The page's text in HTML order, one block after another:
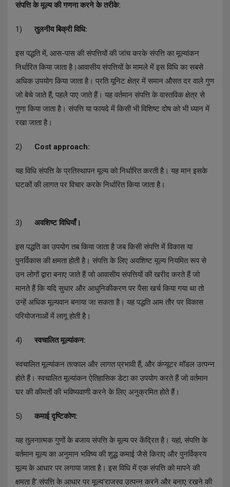
संपत्ति के मूल्य की गणना करने के तरीके:
1) तुलनीय बिक्री विधि:
इस पद्धति में, आस-पास की संपत्तियों की जांच करके संपत्ति का मूल्यांकन
निर्धारित किया जाता है।आवासीय संपत्तियों के मामले में इस विधि का सबसे
अधिक उपयोग किया जाता है। प्रति यूनिट क्षेत्र में समान औसत दर वाले गुण
जो बेचे जाते हैं, पहले पाए जाते हैं। यह वर्तमान संपत्ति के वास्तविक क्षेत्र से
गुणा किया जाता है। संपत्ति या फायदे में किसी भी विशिष्ट दोष को भी ध्यान में
रखा जाता है।
2) Cost approach:
यह विधि संपत्ति के प्रतिस्थापन मूल्य को निर्धारित करती है। यह मान इसके
घटकों की लागत पर विचार करके निर्धारित किया जाता है।
3) अवशिष्ट विधियाँ।
इस पद्धति का उपयोग तब किया जाता है जब किसी संपत्ति में विकास या
पुनर्विकास की क्षमता होती है। संपत्ति के लिए अवशिष्ट मूल्य नियमित रूप से
उन लोगों द्वारा बनाए जाते हैं जो आवासीय संपत्तियों की खरीद करते हैं जो
मानते हैं कि यदि सुधार और आधुनिकीकरण पर पैसा खर्च किया गया था तो
उन्हें अधिक मूल्यवान बनाया जा सकता है। यह पद्धति आम तौर पर विकास
परियोजनाओं में लागू होती है।
4) स्वचालित मूल्यांकन:
स्वचालित मूल्यांकन तत्काल और लागत प्रभावी हैं, और कंप्यूटर मॉडल उत्पन्न
होते हैं। स्वचालित मूल्यांकन ऐतिहासिक डेटा का उपयोग करते हैं जो वर्तमान
घर की कीमतों की भविष्यवाणी करने के लिए अनुक्रमित होते हैं।
5) कमाई दृष्टिकोण:
यह तुलनात्मक गुणों के बजाय संपत्ति के मूल्य पर केंद्रित है। यहां, संपत्ति के
वर्तमान मूल्य का अनुमान भविष्य की शुद्ध कमाई जैसे किराए और पुनर्विक्रय
मूल्य के आधार पर लगाया जाता है। इस विधि में एक संपत्ति को मापने की
क्षमता है' संपत्ति के आधार पर मूल्य'राजस्व उत्पन्न करने और बनाए रखने की